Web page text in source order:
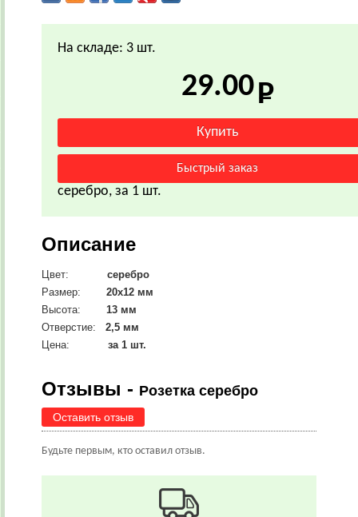
На складе: 3 шт.
29.00
серебро, за 1 шт.
Описание
Цвет:
серебро
Размер: 20х12 мм
Высота: 13 мм
Отверстие: 2,5 мм
Цена:
за 1 шт.
Отзывы - Розетка серебро
Оставить отзыв
Будьте первым, кто оставил отзыв.